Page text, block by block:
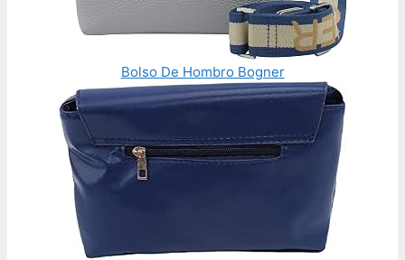
Bolso De Hombro Bogner